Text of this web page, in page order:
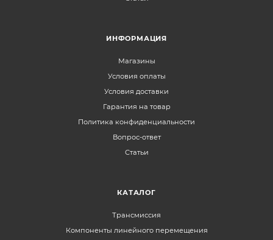
ИНФОРМАЦИЯ
Магазины
Условия оплаты
Условия доставки
Гарантия на товар
Политика конфиденциальности
Вопрос-ответ
Статьи
КАТАЛОГ
Трансмиссия
Компоненты линейного перемещения